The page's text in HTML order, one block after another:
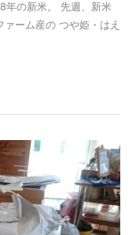
年の新米。 先週、新米
ーム産の つや姫・はえ